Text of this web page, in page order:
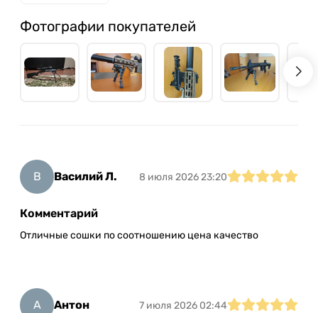
Фотографии покупателей
В Василий Л. 8 июля 2026 23:20
Комментарий
Отличные сошки по соотношению цена качество
А Антон 7 июля 2026 02:44